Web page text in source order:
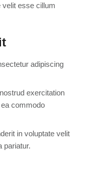
velit esse cillum
adipiscing
exercitation
commodo
in voluptate velit
pariatur.